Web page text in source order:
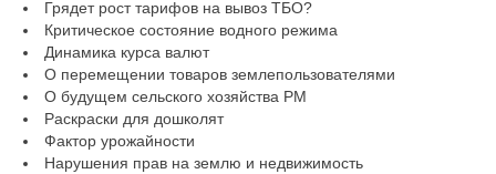
Грядет рост тарифов на вывоз ТБО?
Критическое состояние водного режима
Динамика курса валют
О перемещении товаров землепользователями
О будущем сельского хозяйства РМ
Раскраски для дошколят
Фактор урожайности
Нарушения прав на землю и недвижимость